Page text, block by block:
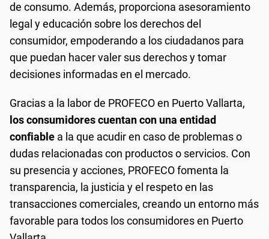
de consumo. Además, proporciona asesoramiento
legal y educación sobre los derechos del
consumidor, empoderando a los ciudadanos para
que puedan hacer valer sus derechos y tomar
decisiones informadas en el mercado.
Gracias a la labor de PROFECO en Puerto Vallarta,
los consumidores cuentan con una entidad
confiable a la que acudir en caso de problemas o
dudas relacionadas con productos o servicios. Con
su presencia y acciones, PROFECO fomenta la
transparencia, la justicia y el respeto en las
transacciones comerciales, creando un entorno más
favorable para todos los consumidores en Puerto